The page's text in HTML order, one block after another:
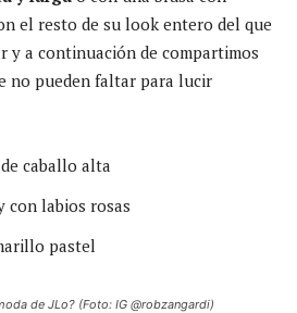
el resto de su look entero del que
y a continuación de compartimos
no pueden faltar para lucir
caballo alta
labios rosas
pastel
de JLo? (Foto: IG @robzangardi)